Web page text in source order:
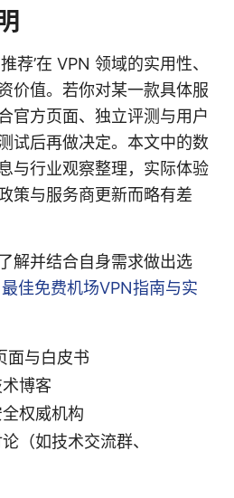
荐’在 VPN 领域的实用性、
价值。若你对某一款具体服
官方页面、独立评测与用户
试后再做决定。本文中的数
与行业观察整理，实际体验
策与服务商更新而略有差
解并结合自身需求做出选
佳免费机场VPN指南与实
面与白皮书
博客
权威机构
（如技术交流群、